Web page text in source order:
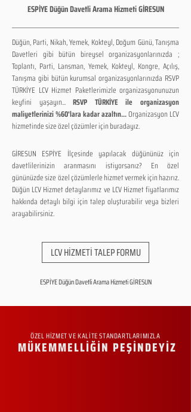
ESPİYE Düğün Davetli Arama Hizmeti GİRESUN
Düğün, Parti, Nikah, Yemek, Kokteyl, Doğum Günü, Tanışma
Davetleri gibi bütün bireysel organizasyonlarınızda ;
Toplantı, Parti, Lansman, Yemek, Kokteyl, Kongre, Açılış,
Tanışma gibi bütün kurumsal organizasyonlarınızda RSVP
TÜRKİYE LCV Hizmet Paketlerimizle organizasyonunuzun
keyfini yaşayın...RSVP TÜRKİYE ile organizasyon
maliyetlerinizi %60'lara kadar azaltın...Organizasyon LCV
hizmetinde size özel çözümler için buradayız.
GİRESUN ESPİYE İlçesinde yapılacak düğününüz için
davetlilerinizin aranmasını istiyorsanız? En özel
gününüzde size özel çözümlerle hizmet vermek için hazırız.
Düğün LCV Hizmet detaylarımız ve LCV Hizmet fiyatlarımız
hakkında detaylı bilgi için talep oluşturabilir veya bizleri
arayabilirsiniz.
LCV HİZMETİ TALEP FORMU
ESPİYE Düğün Davetli Arama Hizmeti GİRESUN
ÖZEL HİZMET VE KALİTE STANDARTLARIMIZLA
MÜKEMMELLİĞİN PEŞİNDEYİZ